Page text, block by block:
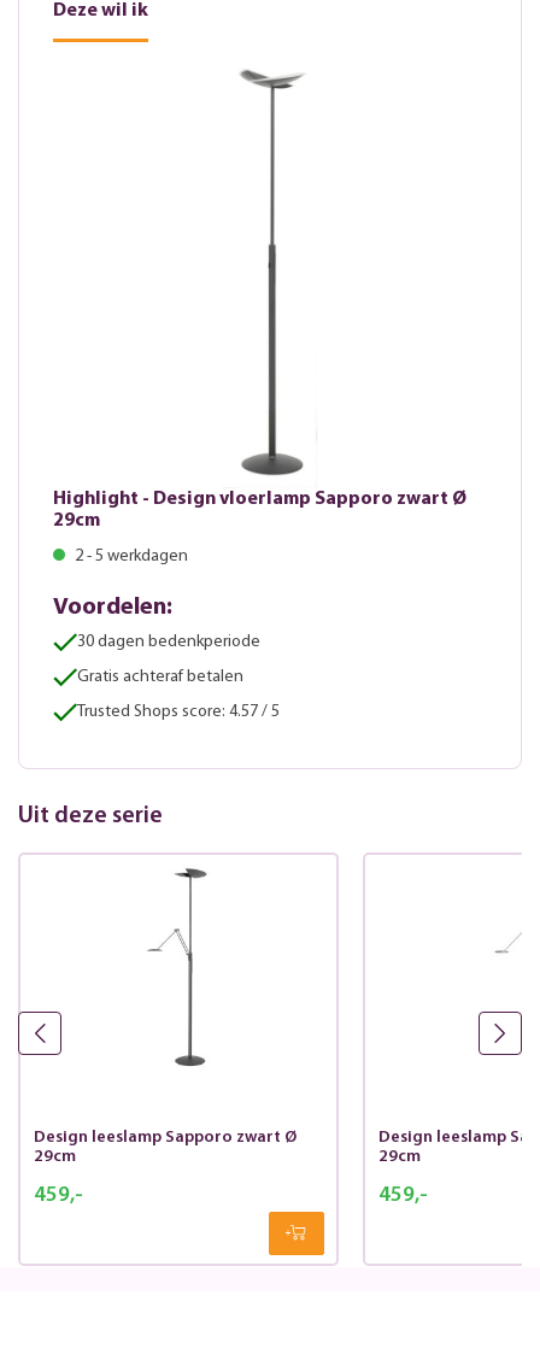
Deze wil ik
Highlight - Design vloerlamp Sapporo zwart Ø
29cm
2 - 5 werkdagen
Voordelen:
30 dagen bedenkperiode
Gratis achteraf betalen
Trusted Shops score: 4.57 / 5
Uit deze serie
Design leeslamp Sapporo zwart Ø
29cm
459,-
Design leeslamp
29cm
459,-